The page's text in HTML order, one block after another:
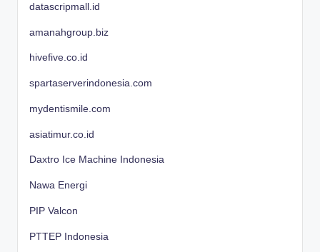
datascripmall.id
amanahgroup.biz
hivefive.co.id
spartaserverindonesia.com
mydentismile.com
asiatimur.co.id
Daxtro Ice Machine Indonesia
Nawa Energi
PIP Valcon
PTTEP Indonesia